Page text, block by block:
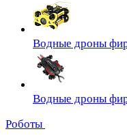
Водные дроны
Водные дроны
Роботы